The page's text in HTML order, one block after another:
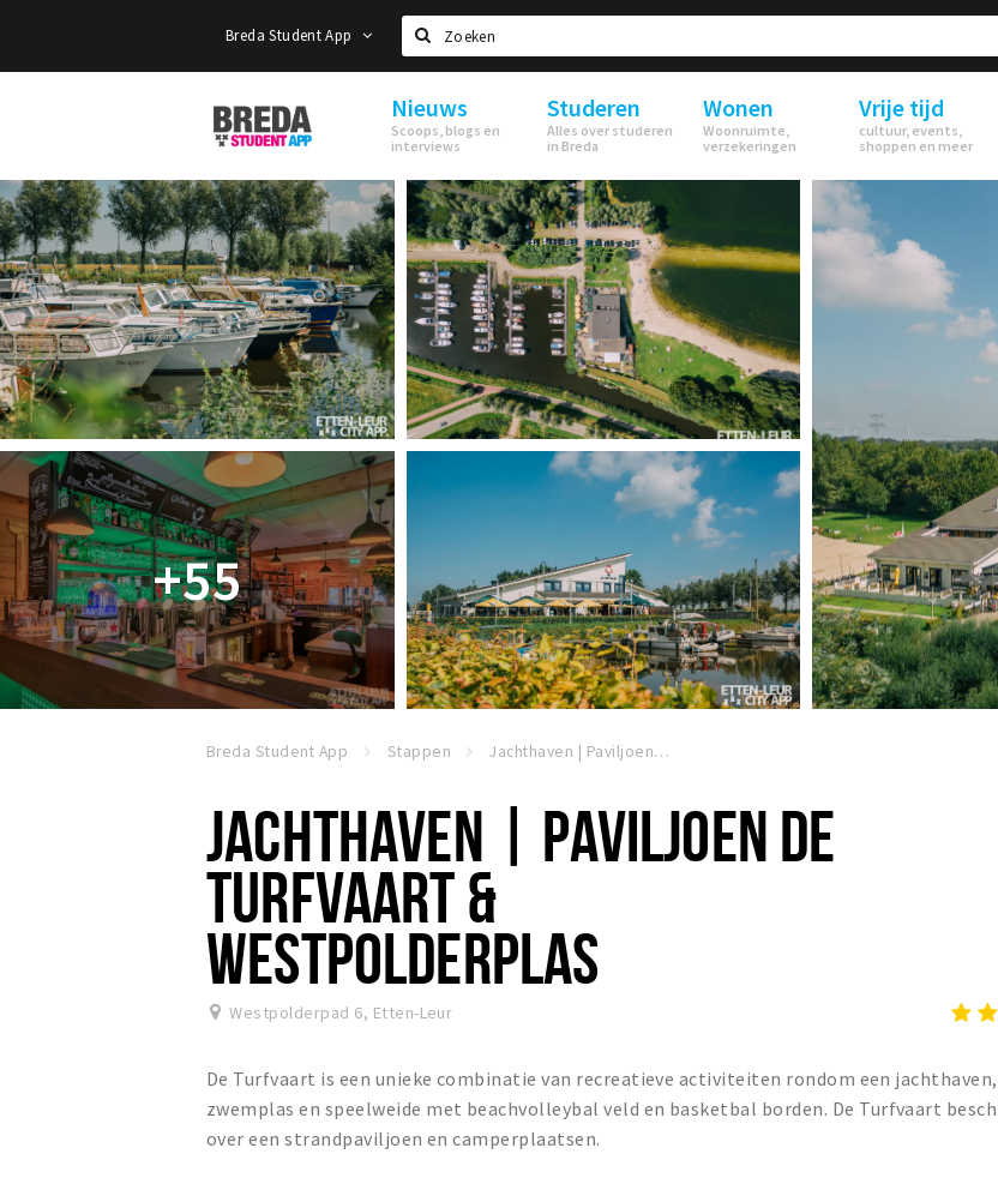
Breda Student App
Zoeken
Breda
Student
Nieuws
Scoops, blogs en
interviews
Studeren
Alles over studeren
in Breda
Wonen
Woonruimte,
verzekeringen
Vrije tijd
cultuur, events,
shoppen en meer
+55
Breda Student App Stappen Jachthaven | Paviljoen De Turfvaart & Westpolderplas
JACHTHAVEN | PAVILJOEN DE
TURFVAART &
WESTPOLDERPLAS
Westpolderpad 6, Etten-Leur
De Turfvaart is een unieke combinatie van recreatieve activiteiten rondom een jachthaven,
zwemplas en speelweide met beachvolleybal veld en basketbal borden. De Turfvaart
over een strandpaviljoen en camperplaatsen.